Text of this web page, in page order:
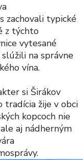
zachovali typické
z týchto
vytesané
na správne
vína.
si Širákov
tradícia žije v obci
kopcoch nie
aj nádherným